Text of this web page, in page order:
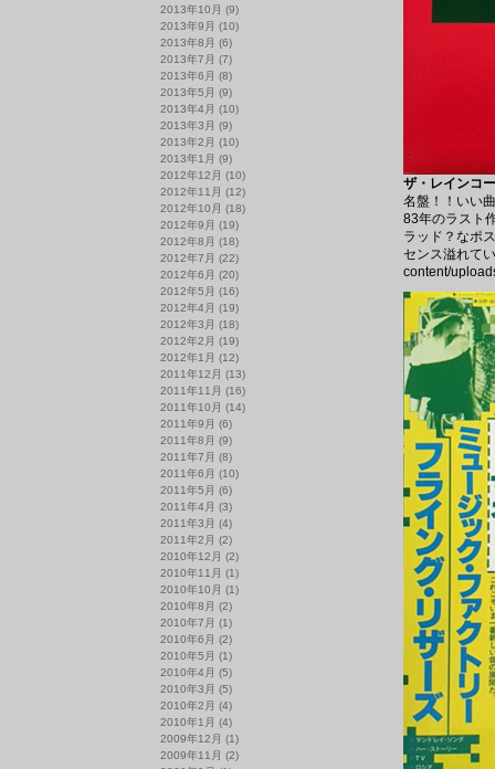
ザ・レインコ
名盤！！いい
83年のラスト
ラッド？なポ
センス溢れて
content/
2013年10月 (9)
2013年9月 (10)
2013年8月 (6)
2013年7月 (7)
2013年6月 (8)
2013年5月 (9)
2013年4月 (10)
2013年3月 (9)
2013年2月 (10)
2013年1月 (9)
2012年12月 (10)
2012年11月 (12)
2012年10月 (18)
2012年9月 (19)
2012年8月 (18)
2012年7月 (22)
2012年6月 (20)
2012年5月 (16)
2012年4月 (19)
2012年3月 (18)
2012年2月 (19)
2012年1月 (12)
2011年12月 (13)
2011年11月 (16)
2011年10月 (14)
2011年9月 (6)
2011年8月 (9)
2011年7月 (8)
2011年6月 (10)
2011年5月 (6)
2011年4月 (3)
2011年3月 (4)
2011年2月 (2)
2010年12月 (2)
2010年11月 (1)
2010年10月 (1)
2010年8月 (2)
2010年7月 (1)
2010年6月 (2)
2010年5月 (1)
2010年4月 (5)
2010年3月 (5)
2010年2月 (4)
2010年1月 (4)
2009年12月 (1)
2009年11月 (2)